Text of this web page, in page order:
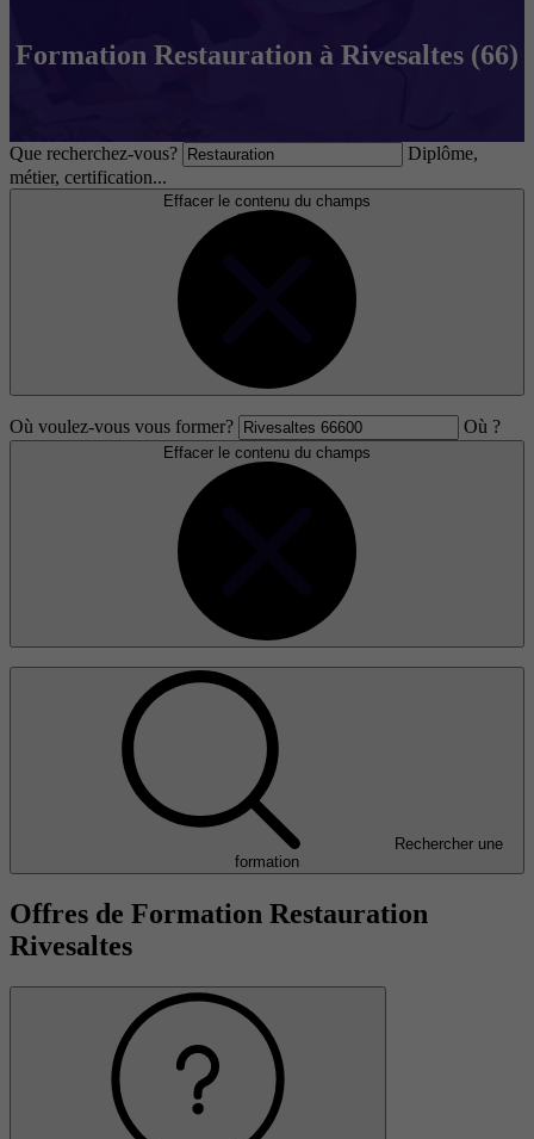
Formation Restauration à Rivesaltes (66)
Que recherchez-vous?
Diplôme,
métier, certification...
Effacer le contenu du champs
Où voulez-vous vous former? Où ?
Effacer le contenu du champs
Rechercher une
formation
Offres de Formation Restauration
Rivesaltes